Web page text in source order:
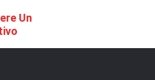
Un